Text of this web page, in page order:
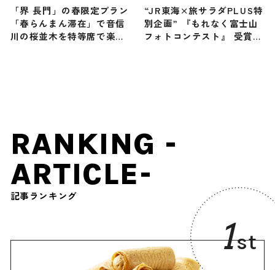
「界 長門」の春限定プラン
「春らんまん滞在」で音信
川の桜並木を特等席で楽し
“JR東海×旅サラダPLUS特
別企画” 『もれなく富士山
フォトコンテスト』 受賞結
RANKING -
ARTICLE-
記事ランキング
1st